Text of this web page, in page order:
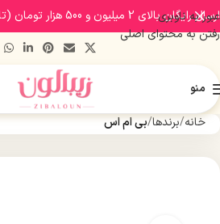
عبور به ناوبری
رفتن به محتوای اصلی
منو
خانه برندها بی ام اس
ارسال رایگان بالای 2 میلیون و 500 هزار تومان (تا 5 کیلوگرم)